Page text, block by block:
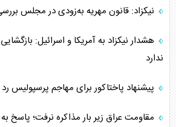
نیکزاد: قانون مهریه به‌زودی در مجلس
هشدار نیکزاد به آمریکا و اسرائیل:
ندارد
پیشنهاد پاختاکور برای مهاجم پرسپولیس
مقاومت عراق زیر بار مذاکره نرفت؛